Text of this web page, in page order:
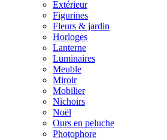
Extérieur
Figurines
Fleurs & jardin
Horloges
Lanterne
Luminaires
Meuble
Miroir
Mobilier
Nichoirs
Noël
Ours en peluche
Photophore